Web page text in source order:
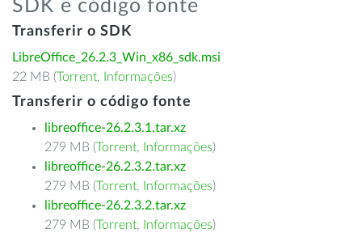
SDK e código fonte
Transferir o SDK
LibreOffice_26.2.3_Win_x86_sdk.msi
22 MB (Torrent, Informações)
Transferir o código fonte
libreoffice-26.2.3.1.tar.xz
279 MB (Torrent, Informações)
libreoffice-26.2.3.2.tar.xz
279 MB (Torrent, Informações)
libreoffice-26.2.3.2.tar.xz
279 MB (Torrent, Informações)